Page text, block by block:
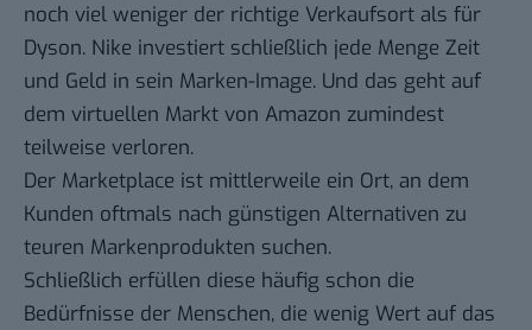
noch viel weniger der richtige Verkaufsort als für
Dyson. Nike investiert schließlich jede Menge Zeit
und Geld in sein Marken-Image. Und das geht auf
dem virtuellen Markt von Amazon zumindest
teilweise verloren.
Der Marketplace ist mittlerweile ein Ort, an dem
Kunden oftmals nach günstigen Alternativen zu
teuren Markenprodukten suchen.
Schließlich erfüllen diese häufig schon die
Bedürfnisse der Menschen, die wenig Wert auf das